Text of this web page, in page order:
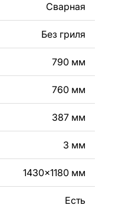
изображение,
дизайн изделия.
изделия из
с нами в
Сварная
Без гриля
790 мм
760 мм
387 мм
3 мм
1430x1180 мм
Есть